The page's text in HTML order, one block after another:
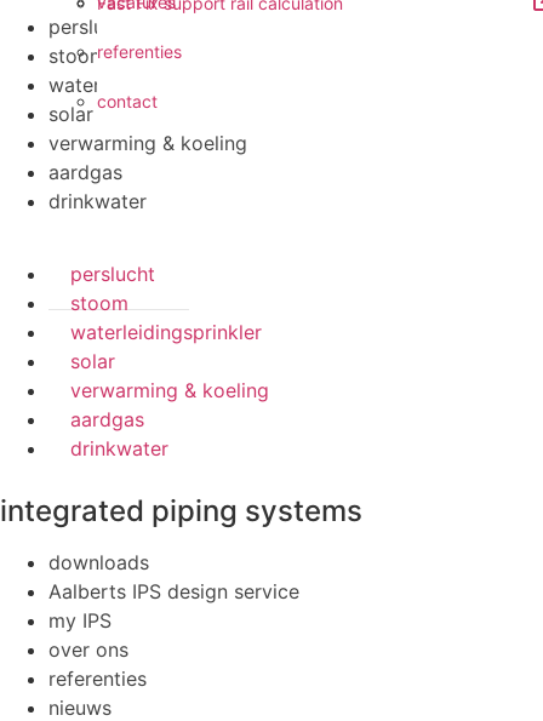
referenties
contact
perslucht
stoom
waterleidingsprinkler
solar
verwarming & koeling
aardgas
drinkwater
perslucht
stoom
waterleidingsprinkler
solar
verwarming & koeling
aardgas
drinkwater
integrated piping systems
downloads
Aalberts IPS design service
my IPS
over ons
referenties
nieuws